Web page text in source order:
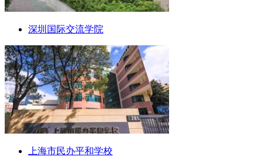
深圳国际交流学院
上海市民办平和学校